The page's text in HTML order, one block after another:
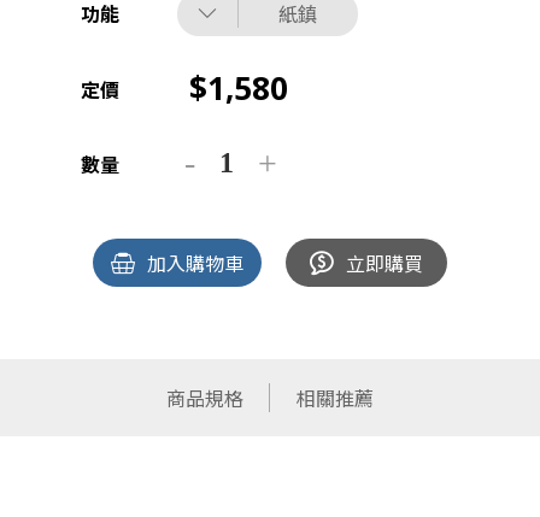
功能 紙鎮
定價 1,580
數量
加入購物車 立即購買
商品規格 相關推薦